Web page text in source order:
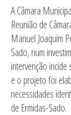
A Câmara
Reunião de
Manuel Joaquim
Sado, num
intervenção
e o projeto foi
necessidades
de Ermidas-Sado.